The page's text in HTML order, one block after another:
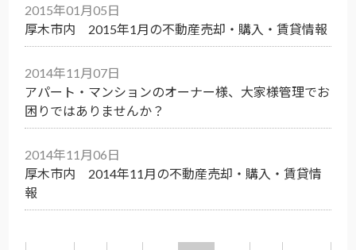
2015年01月05日
厚木市内 2015年1月の不動産売却・購入・賃貸情報
2014年11月07日
アパート・マンションのオーナー様、大家様管理でお
困りではありませんか？
2014年11月06日
厚木市内 2014年11月の不動産売却・購入・賃貸情
報